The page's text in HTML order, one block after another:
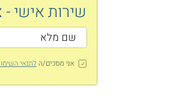
שירות אישי
אני מסכים/הלתנאי